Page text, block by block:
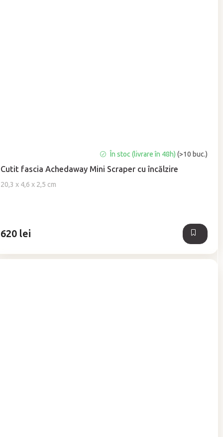
Cutit fascia Achedaway Mini Scraper cu încălzire
20,3 x 4,6 x 2,5 cm
medie
a
produsului
stele.
În stoc (livrare în 48h)(>10 buc.)
620 lei